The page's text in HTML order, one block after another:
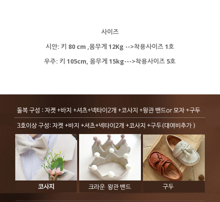
사이즈
시안: 키 80 cm ,몸무게 12Kg -->착용사이즈 1호
우주: 키 105cm, 몸무게 15kg--->착용사이즈 5호